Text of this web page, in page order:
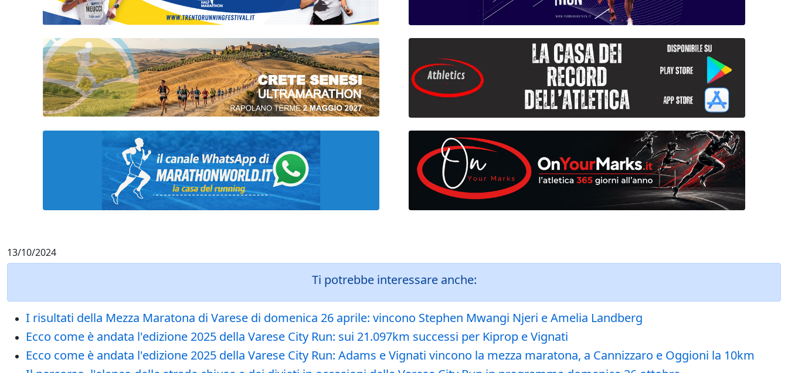
13/10/2024
Ti potrebbe interessare anche:
I risultati della Mezza Maratona di Varese di domenica 26 aprile: vincono Stephen Mwangi Njeri e Amelia Landberg
Ecco come è andata l'edizione 2025 della Varese City Run: sui 21.097km successi per Kiprop e Vignati
Ecco come è andata l'edizione 2025 della Varese City Run: Adams e Vignati vincono la mezza maratona, a Cannizzaro e Oggioni la 10km